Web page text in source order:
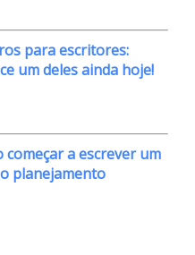
para escritores:
um deles ainda hoje!
começar a escrever um
planejamento